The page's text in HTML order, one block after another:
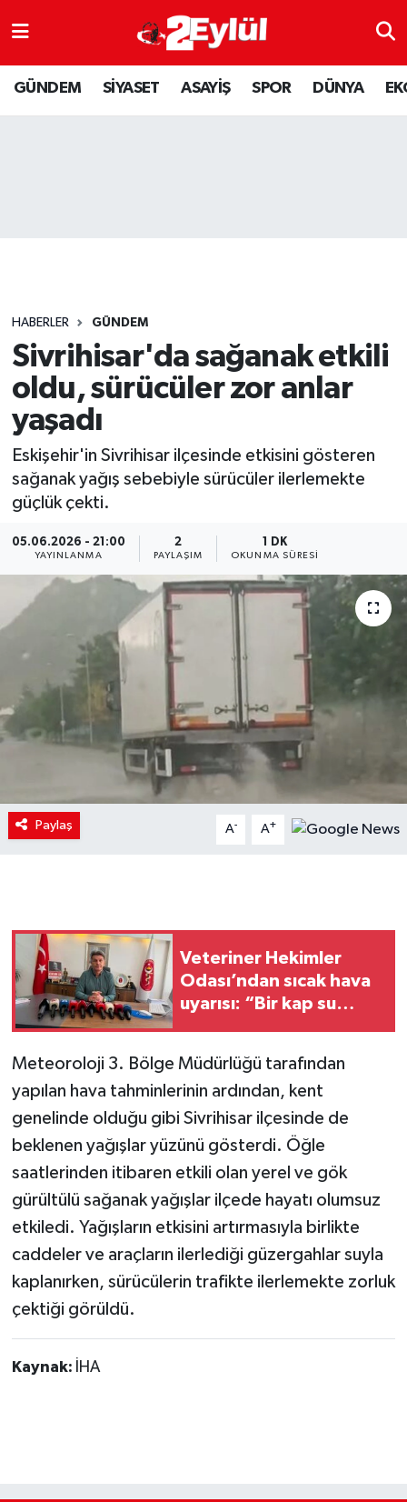
GÜNDEM SİYASET ASAYİŞ SPOR DÜNYA
HABERLER GÜNDEM
Sivrihisar'da sağanak etkili
oldu, sürücüler zor anlar
yaşadı
Eskişehir'in Sivrihisar ilçesinde etkisini gösteren
sağanak yağış sebebiyle sürücüler ilerlemekte
güçlük çekti.
05.06.2026 - 21:00
YAYINLANMA
2
PAYLAŞIM
1 DK
OKUNMA SÜRESI
Paylaş A- A+
Veteriner Hekimler
Odası’ndan sıcak hava
uyarısı: “Bir kap su
Meteoroloji 3. Bölge Müdürlüğü tarafından
yapılan hava tahminlerinin ardından, kent
genelinde olduğu gibi Sivrihisar ilçesinde de
beklenen yağışlar yüzünü gösterdi. Öğle
saatlerinden itibaren etkili olan yerel ve gök
gürültülü sağanak yağışlar ilçede hayatı olumsuz
etkiledi. Yağışların etkisini artırmasıyla birlikte
caddeler ve araçların ilerlediği güzergahlar suyla
kaplanırken, sürücülerin trafikte ilerlemekte zorluk
çektiği görüldü.
Kaynak: İHA
ASAYİŞ
DÜNYA
SPOR
YAŞAM
Nöbetçi Eczaneler
Hava Durumu
Son Dakika Haberleri
Haber Arşivi